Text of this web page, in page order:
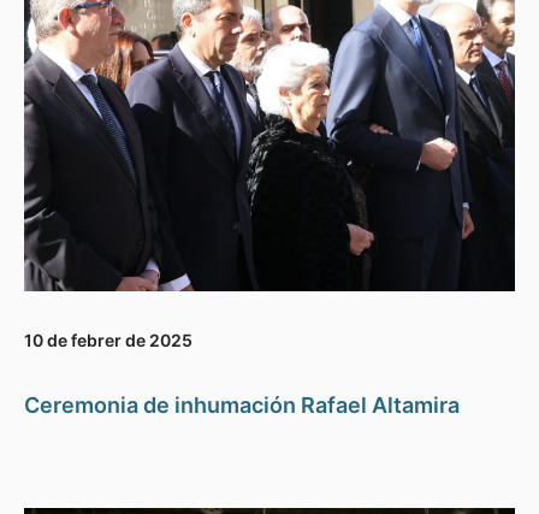
10 de febrer de 2025
Ceremonia de inhumación Rafael Altamira